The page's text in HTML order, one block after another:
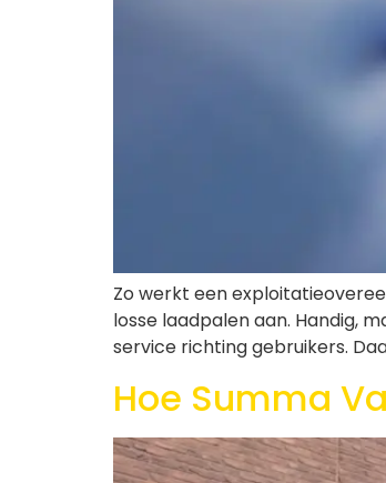
Zo werkt een
losse laadpalen aan. Handig,
service richting gebruikers.
Hoe Summa